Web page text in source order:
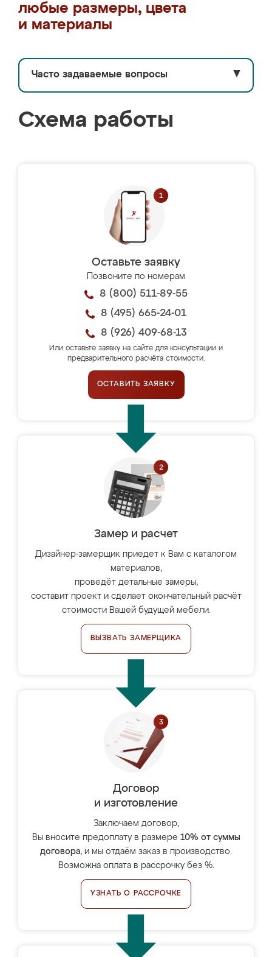
любые размеры, цвета
и материалы
Часто задаваемые вопросы ▼
Схема работы
Оставьте заявку
Позвоните по номерам
8 (800) 511-89-55
8 (495) 665-24-01
8 (926) 409-68-13
Или оставьте заявку на сайте для консультации и
предварительного расчёта стоимости.
ОСТАВИТЬ ЗАЯВКУ
Замер и расчет
Дизайнер-замерщик приедет к Вам с каталогом
материалов,
проведёт детальные замеры,
составит проект и сделает окончательный расчёт
стоимости Вашей будущей мебели.
ВЫЗВАТЬ ЗАМЕРЩИКА
Договор
и изготовление
Заключаем договор,
Вы вносите предоплату в размере 10% от суммы
договора, и мы отдаём заказ в производство.
Возможна оплата в рассрочку без %.
УЗНАТЬ О РАССРОЧКЕ